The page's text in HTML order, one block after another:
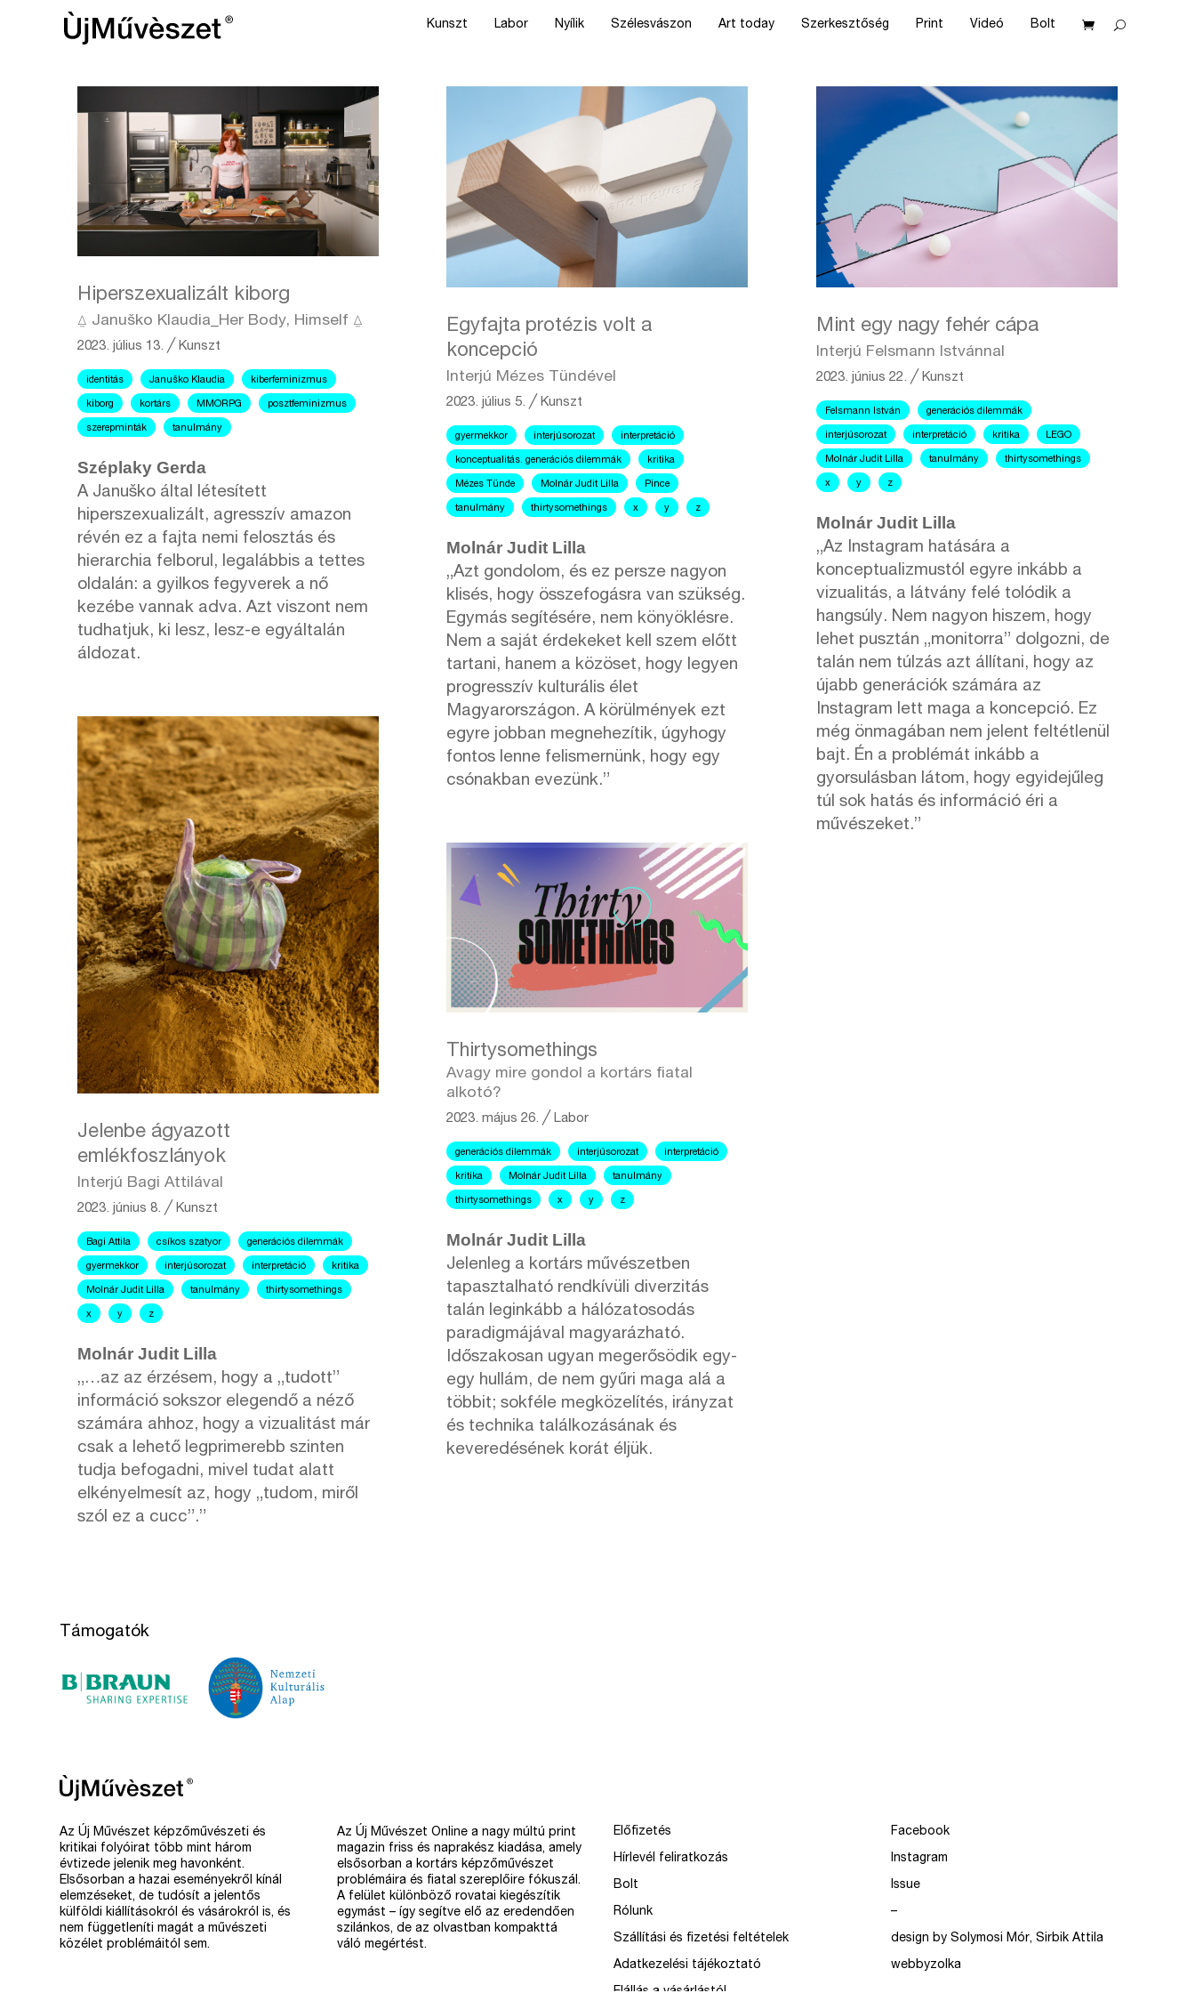
Kunszt Labor Nyílik Szélesvászon Art today Szerkesztőség Print Videó Bolt
Hiperszexualizált kiborg
⍙ Januško Klaudia_Her Body, Himself ⍙
2023. július 13. ╱ Kunszt
identitás Januško Klaudia kiberfeminizmus
kiborg kortárs MMORPG posztfeminizmus
szerepminták tanulmány
Széplaky Gerda
A Januško által létesített
hiperszexualizált, agresszív amazon
révén ez a fajta nemi felosztás és
hierarchia felborul, legalábbis a tettes
oldalán: a gyilkos fegyverek a nő
kezébe vannak adva. Azt viszont nem
tudhatjuk, ki lesz, lesz-e egyáltalán
áldozat.
Jelenbe ágyazott
emlékfoszlányok
Interjú Bagi Attilával
2023. június 8. ╱ Kunszt
Bagi Attila csíkos szatyor generációs dilemmák
gyermekkor interjúsorozat interpretáció kritika
Molnár Judit Lilla tanulmány thirtysomethings
x y z
Molnár Judit Lilla
„…az az érzésem, hogy a „tudott”
információ sokszor elegendő a néző
számára ahhoz, hogy a vizualitást már
csak a lehető legprimerebb szinten
tudja befogadni, mivel tudat alatt
elkényelmesít az, hogy „tudom, miről
szól ez a cucc”.”
Egyfajta protézis volt a
koncepció
Interjú Mézes Tündével
2023. július 5. ╱ Kunszt
gyermekkor interjúsorozat interpretáció
konceptualitás. generációs dilemmák kritika
Mézes Tünde Molnár Judit Lilla Pince
tanulmány thirtysomethings x y z
Molnár Judit Lilla
„Azt gondolom, és ez persze nagyon
klisés, hogy összefogásra van szükség.
Egymás segítésére, nem könyöklésre.
Nem a saját érdekeket kell szem előtt
tartani, hanem a közöset, hogy legyen
progresszív kulturális élet
Magyarországon. A körülmények ezt
egyre jobban megnehezítik, úgyhogy
fontos lenne felismernünk, hogy egy
csónakban evezünk.”
Thirtysomethings
Avagy mire gondol a kortárs fiatal
alkotó?
2023. május 26. ╱ Labor
generációs dilemmák interjúsorozat interpretáció
kritika Molnár Judit Lilla tanulmány
thirtysomethings x y z
Molnár Judit Lilla
Jelenleg a kortárs művészetben
tapasztalható rendkívüli diverzitás
talán leginkább a hálózatosodás
paradigmájával magyarázható.
Időszakosan ugyan megerősödik egy-
egy hullám, de nem gyűri maga alá a
többit; sokféle megközelítés, irányzat
és technika találkozásának és
keveredésének korát éljük.
Mint egy nagy fehér cápa
Interjú Felsmann Istvánnal
2023. június 22. ╱ Kunszt
Felsmann István generációs dilemmák
interjúsorozat interpretáció kritika LEGO
Molnár Judit Lilla tanulmány thirtysomethings
x y z
Molnár Judit Lilla
„Az Instagram hatására a
konceptualizmustól egyre inkább a
vizualitás, a látvány felé tolódik a
hangsúly. Nem nagyon hiszem, hogy
lehet pusztán „monitorra” dolgozni, de
talán nem túlzás azt állítani, hogy az
újabb generációk számára az
Instagram lett maga a koncepció. Ez
még önmagában nem jelent feltétlenül
bajt. Én a problémát inkább a
gyorsulásban látom, hogy egyidejűleg
túl sok hatás és információ éri a
művészeket.”
Támogatók
Az Új Művészet képzőművészeti és
kritikai folyóirat több mint három
évtizede jelenik meg havonként.
Elsősorban a hazai eseményekről kínál
elemzéseket, de tudósít a jelentős
külföldi kiállításokról és vásárokról is, és
nem függetleníti magát a művészeti
közélet problémáitól sem.
Az Új Művészet Online a nagy múltú print
magazin friss és naprakész kiadása, amely
elsősorban a kortárs képzőművészet
problémáira és fiatal szereplőire fókuszál.
A felület különböző rovatai kiegészítik
egymást – így segítve elő az eredendően
szilánkos, de az olvastban kompakttá
váló megértést.
Előfizetés
Hírlevél feliratkozás
Bolt
Rólunk
Szállítási és fizetési feltételek
Adatkezelési tájékoztató
Facebook
Instagram
Issue
–
design by Solymosi Mór, Sirbik Attila
webbyzolka